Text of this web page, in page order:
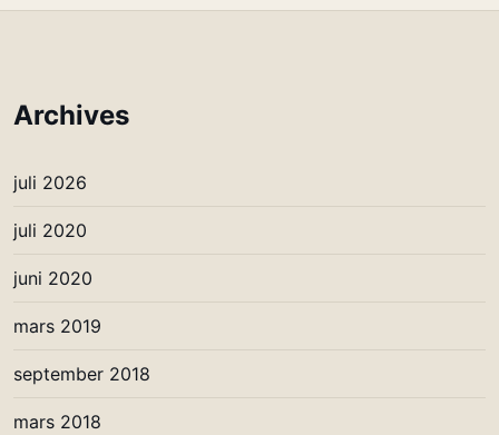
Archives
juli 2026
juli 2020
juni 2020
mars 2019
september 2018
mars 2018